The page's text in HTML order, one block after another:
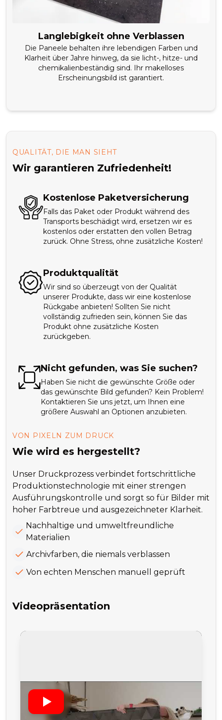
Langlebigkeit ohne Verblassen
Die Paneele behalten ihre lebendigen Farben und
Klarheit über Jahre hinweg, da sie licht-, hitze- und
chemikalienbeständig sind. Ihr makelloses
Erscheinungsbild ist garantiert.
QUALITÄT, DIE MAN SIEHT
Wir garantieren Zufriedenheit!
Kostenlose Paketversicherung
Falls das Paket oder Produkt während des
Transports beschädigt wird, ersetzen wir es
kostenlos oder erstatten den vollen Betrag
zurück. Ohne Stress, ohne zusätzliche Kosten!
Produktqualität
Wir sind so überzeugt von der Qualität
unserer Produkte, dass wir eine kostenlose
Rückgabe anbieten! Sollten Sie nicht
vollständig zufrieden sein, können Sie das
Produkt ohne zusätzliche Kosten
zurückgeben.
Nicht gefunden, was Sie suchen?
Haben Sie nicht die gewünschte Größe oder
das gewünschte Bild gefunden? Kein Problem!
Kontaktieren Sie uns jetzt, um Ihnen eine
größere Auswahl an Optionen anzubieten.
VON PIXELN ZUM DRUCK
Wie wird es hergestellt?
Unser Druckprozess verbindet fortschrittliche
Produktionstechnologie mit einer strengen
Ausführungskontrolle und sorgt so für Bilder mit
hoher Farbtreue und ausgezeichneter Klarheit.
Nachhaltige und umweltfreundliche
Materialien
Archivfarben, die niemals verblassen
Von echten Menschen manuell geprüft
Videopräsentation